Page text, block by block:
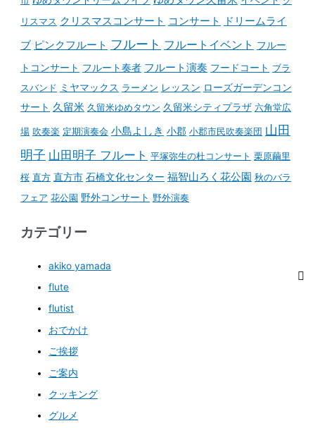
リスマス クリスマスコンサート コンサート
ドリームライ
ブ ピンクフルート フルート フルートイベント フルー
トコンサート フルート奏者 フルート演奏 フードコート ブラ
スバンド ミヤマックス ラーメン レッスン ローズガーデンコン
サート 久留米 久留米ゆめタウン 久留米シティプラザ 六角堂広
場 吹奏楽 定期演奏会 小島よしき 小郡 小郡市民吹奏楽団 山田
明子 山田明子 フルート 平塚弥生の杜コンサート 栗原繭里
桜 直方 直方市 石橋文化センター 福智山ろく花公園 秋のバラ
フェア 花公園 野外コンサート 野外演奏
カテゴリー
akiko yamada
flute
flutist
おでかけ
ご挨拶
ご案内
クッキング
グルメ